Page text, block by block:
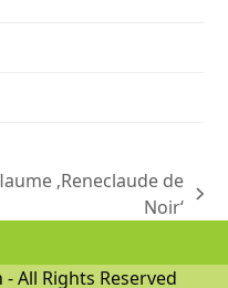
‚Reneclaude de
Noir‘
- All Rights Reserved